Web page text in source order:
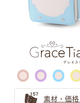
清楚で個性的な薄
気品漂うパープル
ピンク ラ
【2026年度ご入
素材・価